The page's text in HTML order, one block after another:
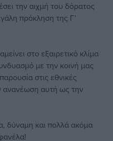
την αιχμή του δόρατος
πρόκληση της Γ’
στο εξαιρετικό κλίμα
με την κοινή μας
στις εθνικές
ανανέωση αυτή ως την
δύναμη και πολλά ακόμα